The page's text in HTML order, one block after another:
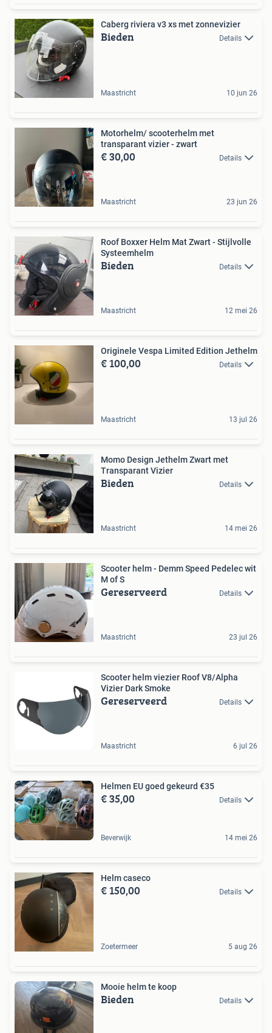
Caberg riviera v3 xs met zonnevizier
Bieden Details
Maastricht 10 jun 26
Motorhelm/ scooterhelm met
transparant vizier - zwart
€ 30,00 Details
Maastricht 23 jun 26
Roof Boxxer Helm Mat Zwart - Stijlvolle
Systeemhelm
Bieden Details
Maastricht 12 mei 26
Originele Vespa Limited Edition Jethelm
€ 100,00 Details
Maastricht 13 jul 26
Momo Design Jethelm Zwart met
Transparant Vizier
Bieden Details
Maastricht 14 mei 26
Scooter helm - Demm Speed Pedelec wit
M of S
Gereserveerd Details
Maastricht 23 jul 26
Scooter helm viezier Roof V8/Alpha
Vizier Dark Smoke
Gereserveerd Details
Maastricht 6 jul 26
Helmen EU goed gekeurd €35
€ 35,00 Details
Beverwijk 14 mei 26
Helm caseco
€ 150,00 Details
Zoetermeer 5 aug 26
Mooie helm te koop
Bieden Details